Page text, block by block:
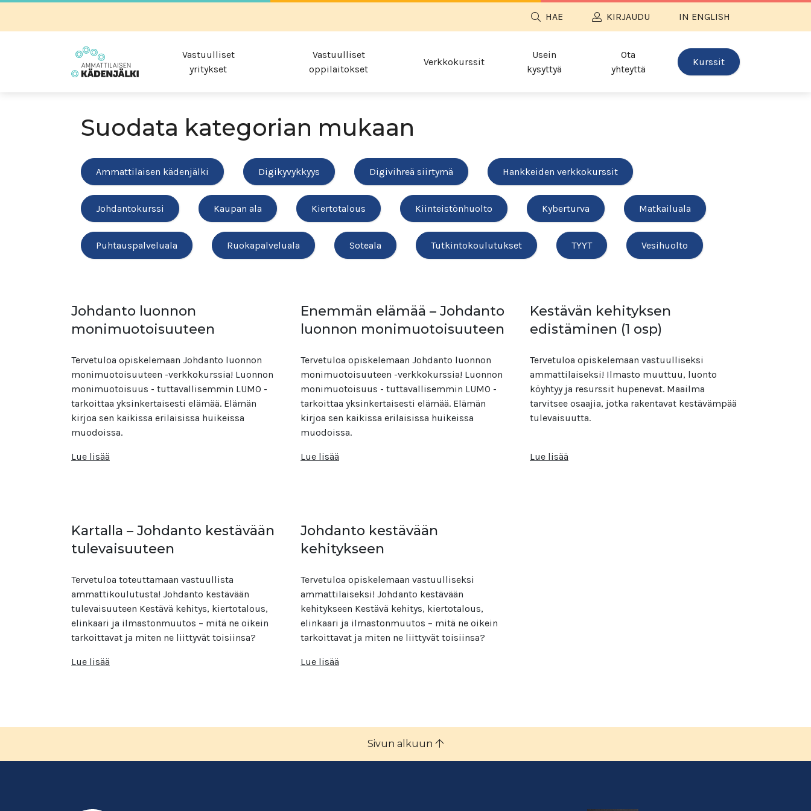
HAE KIRJAUDU IN ENGLISH
Vastuulliset
yritykset
Vastuulliset
oppilaitokset
Verkkokurssit
Usein
kysyttyä
Ota
yhteyttä
Kurssit
Suodata kategorian mukaan
Ammattilaisen kädenjälki Digikyvykkyys Digivihreä siirtymä Hankkeiden verkkokurssit
Johdantokurssi Kaupan ala Kiertotalous Kiinteistönhuolto Kyberturva Matkailuala
Puhtauspalveluala Ruokapalveluala Soteala Tutkintokoulutukset TYYT Vesihuolto
Johdanto luonnon
monimuotoisuuteen
Tervetuloa opiskelemaan Johdanto luonnon
monimuotoisuuteen -verkkokurssia! Luonnon
monimuotoisuus - tuttavallisemmin LUMO -
tarkoittaa yksinkertaisesti elämää. Elämän
kirjoa sen kaikissa erilaisissa huikeissa
muodoissa.
Lue lisää
Enemmän elämää – Johdanto
luonnon monimuotoisuuteen
Tervetuloa opiskelemaan Johdanto luonnon
monimuotoisuuteen -verkkokurssia! Luonnon
monimuotoisuus - tuttavallisemmin LUMO -
tarkoittaa yksinkertaisesti elämää. Elämän
kirjoa sen kaikissa erilaisissa huikeissa
muodoissa.
Lue lisää
Kestävän kehityksen
edistäminen (1 osp)
Tervetuloa opiskelemaan vastuulliseksi
ammattilaiseksi! Ilmasto muuttuu, luonto
köyhtyy ja resurssit hupenevat. Maailma
tarvitsee osaajia, jotka rakentavat kestävämpää
tulevaisuutta.
Lue lisää
Kartalla – Johdanto kestävään
tulevaisuuteen
Tervetuloa toteuttamaan vastuullista
ammattikoulutusta! Johdanto kestävään
tulevaisuuteen Kestävä kehitys, kiertotalous,
elinkaari ja ilmastonmuutos – mitä ne oikein
tarkoittavat ja miten ne liittyvät toisiinsa?
Lue lisää
Johdanto kestävään
kehitykseen
Tervetuloa opiskelemaan vastuulliseksi
ammattilaiseksi! Johdanto kestävään
kehitykseen Kestävä kehitys, kiertotalous,
elinkaari ja ilmastonmuutos – mitä ne oikein
tarkoittavat ja miten ne liittyvät toisiinsa?
Lue lisää
Sivun alkuun